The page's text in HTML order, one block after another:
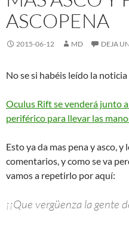
ASCOPENA
2015-06-12 MD DEJA
No se si habéis leído la noticia
Oculus Rift se venderá junto
periférico para llevar las
Esto ya da mas pena y asco,
comentarios, y como se va
vamos a repetirlo por aquí:
¡¡Que vergüenza la gente